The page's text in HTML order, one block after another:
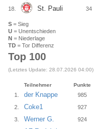
18. St. Pauli 34
S = Sieg
U = Unentschieden
N = Niederlage
TD = Tor Differenz
Top 100
(Letztes Update: 28.07.2026 04:00)
Teilnehmer Punkte
1. der Knappe
985
2.
Coke1
927
3.
Werner G.
924